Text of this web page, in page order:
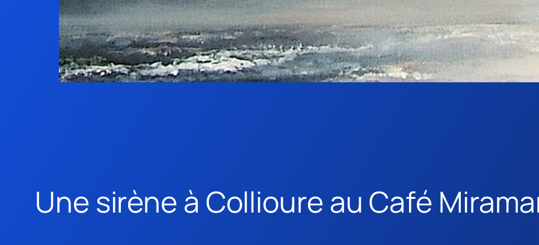
Une sirène à Collioure au Café